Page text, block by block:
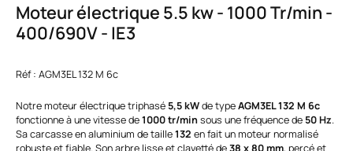
Moteur électrique 5.5 kw - 1000 Tr/min -
400/690V - IE3
Réf : AGM3EL 132 M 6c
Notre moteur électrique triphasé5,5 kWde typeAGM3EL 132 M 6c
fonctionne à une vitesse de1000 tr/minsous une fréquence de50 Hz.
Sa carcasse en aluminium de taille132 en fait un moteur normalisé
robuste et fiable. Son arbre lisse et clavetté de38 x 80 mm, percé et